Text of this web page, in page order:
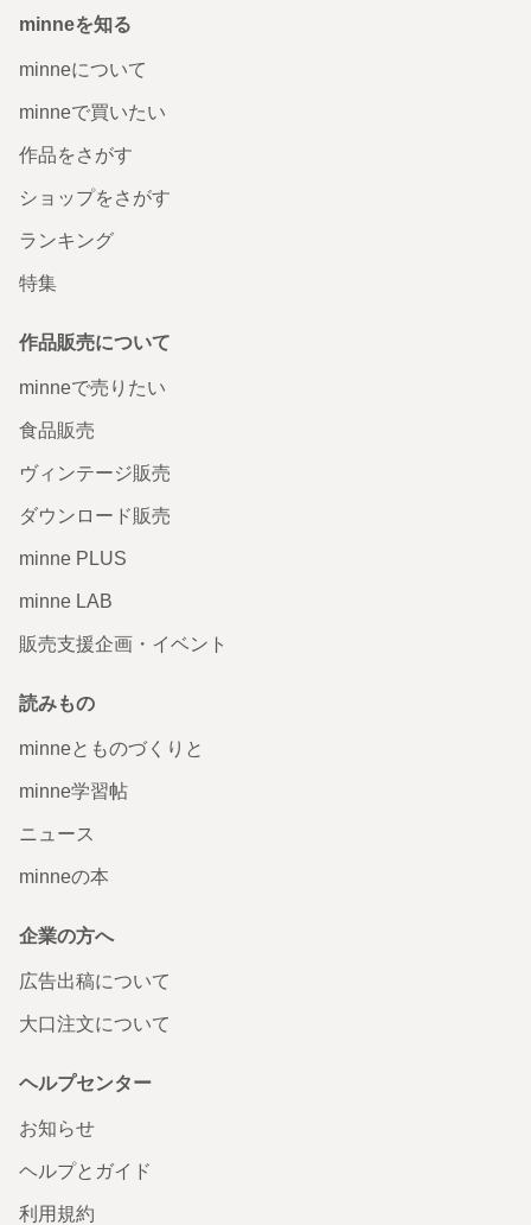
minneを知る
minneについて
minneで買いたい
作品をさがす
ショップをさがす
ランキング
特集
作品販売について
minneで売りたい
食品販売
ヴィンテージ販売
ダウンロード販売
minne PLUS
minne LAB
販売支援企画・イベント
読みもの
minneとものづくりと
minne学習帖
ニュース
minneの本
企業の方へ
広告出稿について
大口注文について
ヘルプセンター
お知らせ
ヘルプとガイド
利用規約